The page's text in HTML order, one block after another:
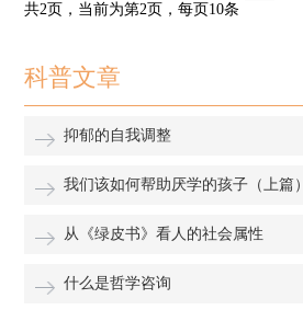
共2页，当前为第2页，每页10条
科普文章
抑郁的自我调整
我们该如何帮助厌学的孩子（上篇）
从《绿皮书》看人的社会属性
什么是哲学咨询